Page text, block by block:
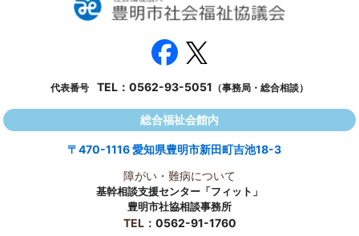
代表番号 TEL： 0562-93-5051 （事務局・総合相談）
総合福祉会館内
〒470-1116 愛知県豊明市新田町吉池18-3
障がい・難病について
基幹相談支援センター「フィット」
豊明市社協相談事務所
TEL： 0562-91-1760